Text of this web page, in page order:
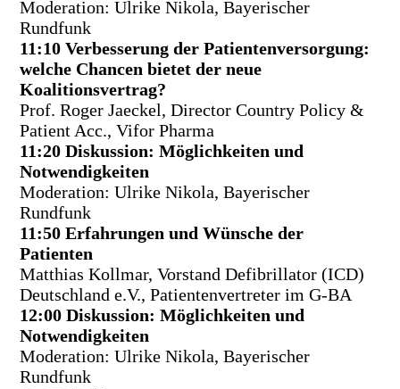
Moderation: Ulrike Nikola, Bayerischer
Rundfunk
11:10 Verbesserung der Patientenversorgung:
welche Chancen bietet der neue
Koalitionsvertrag?
Prof. Roger Jaeckel, Director Country Policy &
Patient Acc., Vifor Pharma
11:20 Diskussion: Möglichkeiten und
Notwendigkeiten
Moderation: Ulrike Nikola, Bayerischer
Rundfunk
11:50 Erfahrungen und Wünsche der
Patienten
Matthias Kollmar, Vorstand Defibrillator (ICD)
Deutschland e.V., Patientenvertreter im G-BA
12:00 Diskussion: Möglichkeiten und
Notwendigkeiten
Moderation: Ulrike Nikola, Bayerischer
Rundfunk